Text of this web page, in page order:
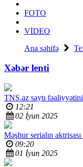
FOTO
VİDEO
Ana səhifə
Xəbər lenti
TNS.az saytı
12:21
02 İyun 2025
Məşhur serialın
09:20
01 İyun 2025